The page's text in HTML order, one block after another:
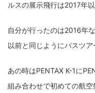
iPhone K-1 Leica
LUMIX GF9 LUMIX
OLYMPUS om-1 II
ルスの展示飛行は2017年
自分が行ったのは2016年
以前と同じようにバスツア
あの時はPENTAX K-1に
組み合わせで初めての航